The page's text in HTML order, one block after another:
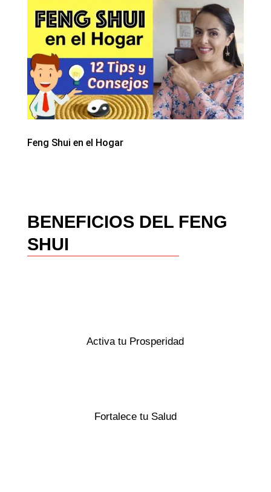
Feng Shui en el Hogar
BENEFICIOS DEL FENG
SHUI
Activa tu Prosperidad
Fortalece tu Salud